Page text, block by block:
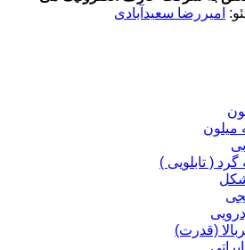
امیررضا سعیدآبادی
میلون
گرد ( تابلویی )
(قدرت)